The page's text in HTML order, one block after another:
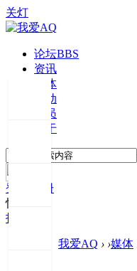
关灯
论坛BBS
资讯
媒体
活动
会员
关于
登录
注册
快捷登录
投稿
我爱AQ › ›媒体